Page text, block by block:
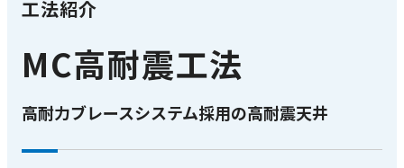
工法紹介
MC高耐震工法
高耐力ブレースシステム採用の高耐震天井